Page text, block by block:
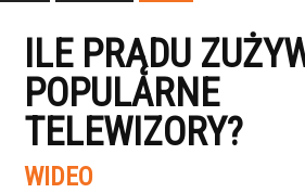
ILE PRĄDU
POPULARNE
TELEWIZORY?
WIDEO